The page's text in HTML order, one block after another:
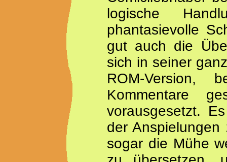
logische
phantasievolle
gut auch die
sich in seiner
ROM-Version,
Kommentare
vorausgesetzt.
der
sogar die Mühe